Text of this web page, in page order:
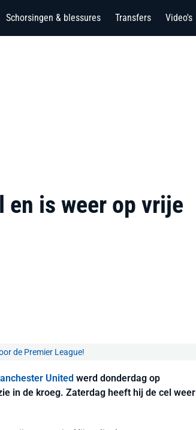
Schorsingen & blessures Transfers Video's
en is weer op vrije
de Premier League!
United werd donderdag op
in de kroeg. Zaterdag heeft hij de cel weer